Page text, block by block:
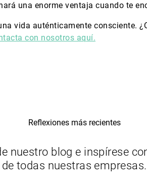
una enorme ventaja cuando te
vida auténticamente consciente.
con nosotros aquí.
Reflexiones más recientes
nuestro blog e inspírese
de todas nuestras empresas.